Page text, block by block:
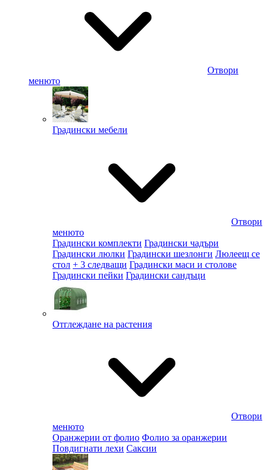
Отвори
менюто
Градински мебели
Отвори
менюто
Градински комплекти Градински чадъри
Градински люлки Градински шезлонги Люлеещ се
стол + 3 следващи Градински маси и столове
Градински пейки Градински сандъци
Отглеждане на растения
Отвори
менюто
Оранжерии от фолио Фолио за оранжерии
Повдигнати лехи Саксии